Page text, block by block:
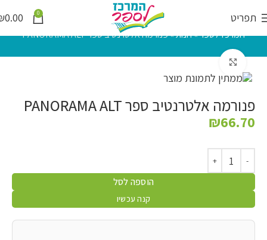
תפריט 0
0.00
המרכז לספר»חנות»פנורמה אלטרנטיב ספר PANORAMA ALT
פנורמה אלטרנטיב ספר PANORAMA ALT
₪66.70
הוספה לסל
קנה עכשיו